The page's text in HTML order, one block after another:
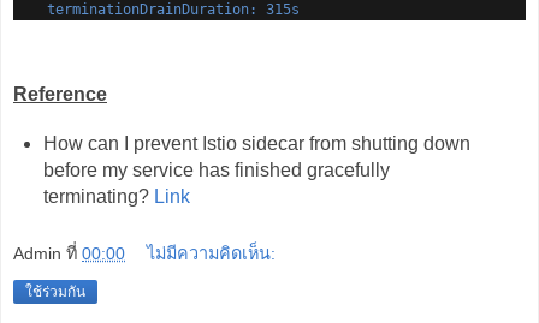
    terminationDrainDuration: 315s
Reference
How can I prevent Istio sidecar from shutting down
before my service has finished gracefully
terminating? Link
Admin ที่ 00:00 ไม่มีความคิดเห็น:
ใช้ร่วมกัน